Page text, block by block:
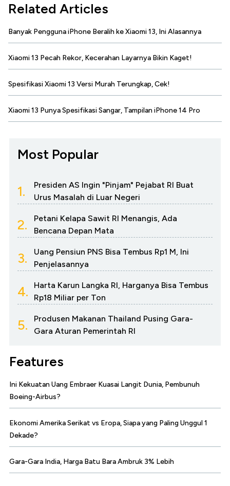
Related Articles
Banyak Pengguna iPhone Beralih ke Xiaomi 13, Ini Alasannya
Xiaomi 13 Pecah Rekor, Kecerahan Layarnya Bikin Kaget!
Spesifikasi Xiaomi 13 Versi Murah Terungkap, Cek!
Xiaomi 13 Punya Spesifikasi Sangar, Tampilan iPhone 14 Pro
Most Popular
1.
Presiden AS Ingin "Pinjam" Pejabat RI Buat
Urus Masalah di Luar Negeri
2.
Petani Kelapa Sawit RI Menangis, Ada
Bencana Depan Mata
3.
Uang Pensiun PNS Bisa Tembus Rp1 M, Ini
Penjelasannya
4.
Harta Karun Langka RI, Harganya Bisa Tembus
Rp18 Miliar per Ton
5.
Produsen Makanan Thailand Pusing Gara-
Gara Aturan Pemerintah RI
Features
Ini Kekuatan Uang Embraer Kuasai Langit Dunia, Pembunuh
Boeing-Airbus?
Ekonomi Amerika Serikat vs Eropa, Siapa yang Paling Unggul 1
Dekade?
Gara-Gara India, Harga Batu Bara Ambruk 3% Lebih